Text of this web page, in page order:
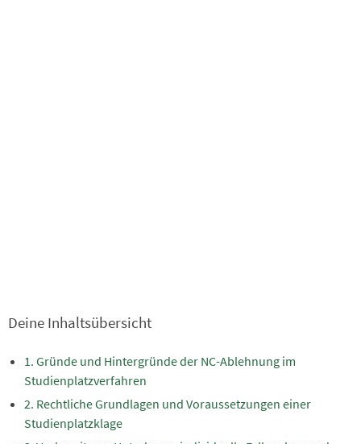
Deine Inhaltsübersicht
Gründe und Hintergründe der NC-Ablehnung im
Studienplatzverfahren
Rechtliche Grundlagen und Voraussetzungen einer
Studienplatzklage